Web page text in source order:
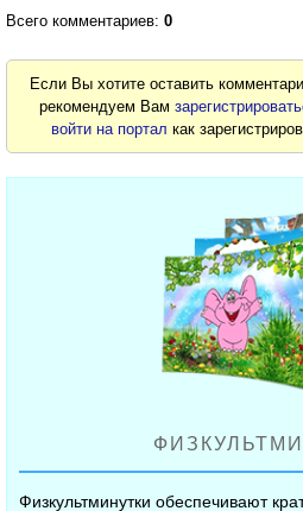
Всего комментариев: 0
Если Вы хотите оставить
рекомендуем Вам
войти на портал как
Физкультминутки обеспечивают